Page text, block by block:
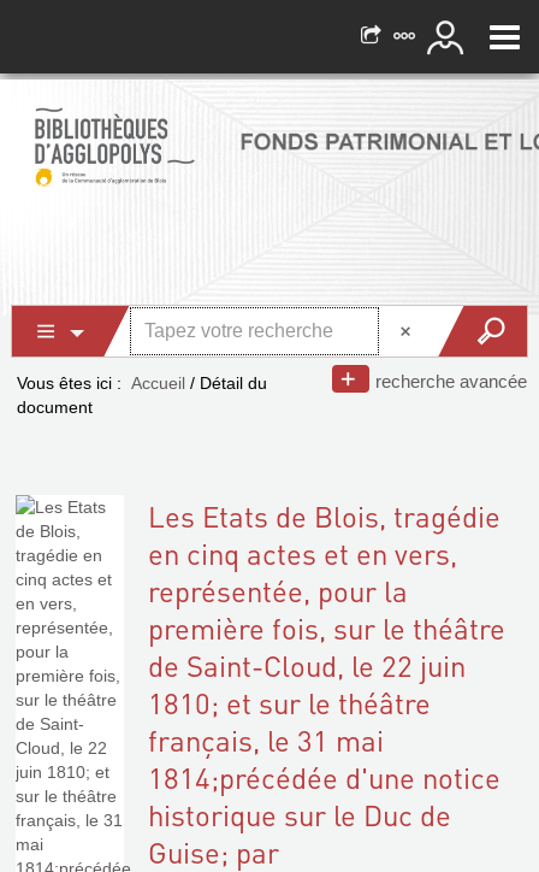
recherche avancée
Vous êtes ici : Accueil / Détail du
document
Les Etats de Blois, tragédie
en cinq actes et en vers,
représentée, pour la
première fois, sur le théâtre
de Saint-Cloud, le 22 juin
1810; et sur le théâtre
français, le 31 mai
1814;précédée d'une notice
historique sur le Duc de
Guise; par